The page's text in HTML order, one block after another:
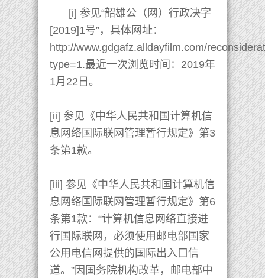
[i] 参见“韶雄公（网）行政决字
[2019]1号”，具体网址：
http://www.gdgafz.alldayfilm.com/
type=1.最近一次浏览时间：2019年
1月22日。
[ii] 参见《中华人民共和国计算机信
息网络国际联网管理暂行规定》第3
条第1款。
[iii] 参见《中华人民共和国计算机信
息网络国际联网管理暂行规定》第6
条第1款：“计算机信息网络直接进
行国际联网，必须使用邮电部国家
公用电信网提供的国际出入口信
道。”因国务院机构改革，邮电部中